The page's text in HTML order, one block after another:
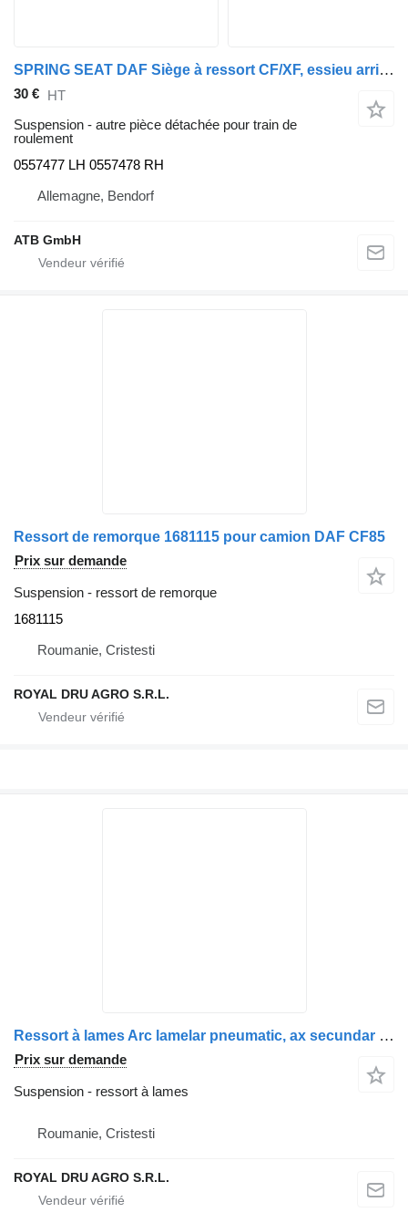
SPRING SEAT DAF Siège à ressort CF/XF, essieu arrière gauche et droit 0557477/0557478 pour camion DAF CF/XF
30 € HT
Suspension - autre pièce détachée pour train de
roulement
0557477 LH 0557478 RH
Allemagne, Bendorf
ATB GmbH
Ressort de remorque 1681115 pour camion DAF CF85
Prix sur demande
Suspension - ressort de remorque
1681115
Roumanie, Cristesti
ROYAL DRU AGRO S.R.L.
Ressort à lames Arc lamelar pneumatic, ax secundar dreapta (1681115) pour camion DAF CF85
Prix sur demande
Suspension - ressort à lames
Roumanie, Cristesti
ROYAL DRU AGRO S.R.L.